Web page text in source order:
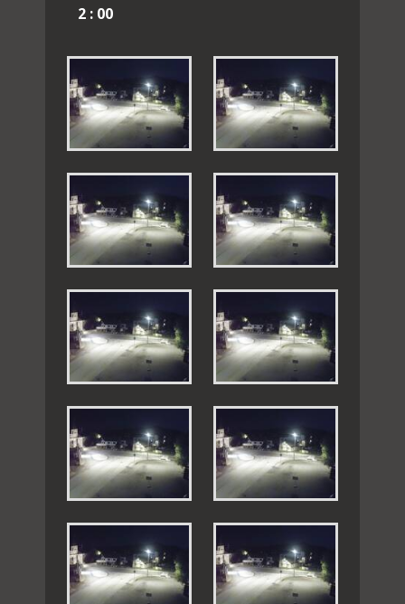
2 : 00